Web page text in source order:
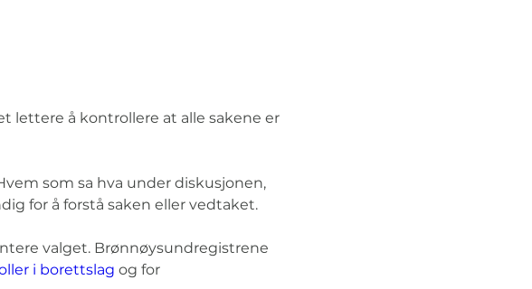
lettere å kontrollere at alle sakene er
som sa hva under diskusjonen,
for å forstå saken eller vedtaket.
valget. Brønnøysundregistrene
i borettslag og for